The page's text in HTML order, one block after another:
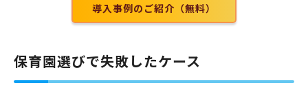
導入事例のご紹介（無料）
保育園選びで失敗したケース